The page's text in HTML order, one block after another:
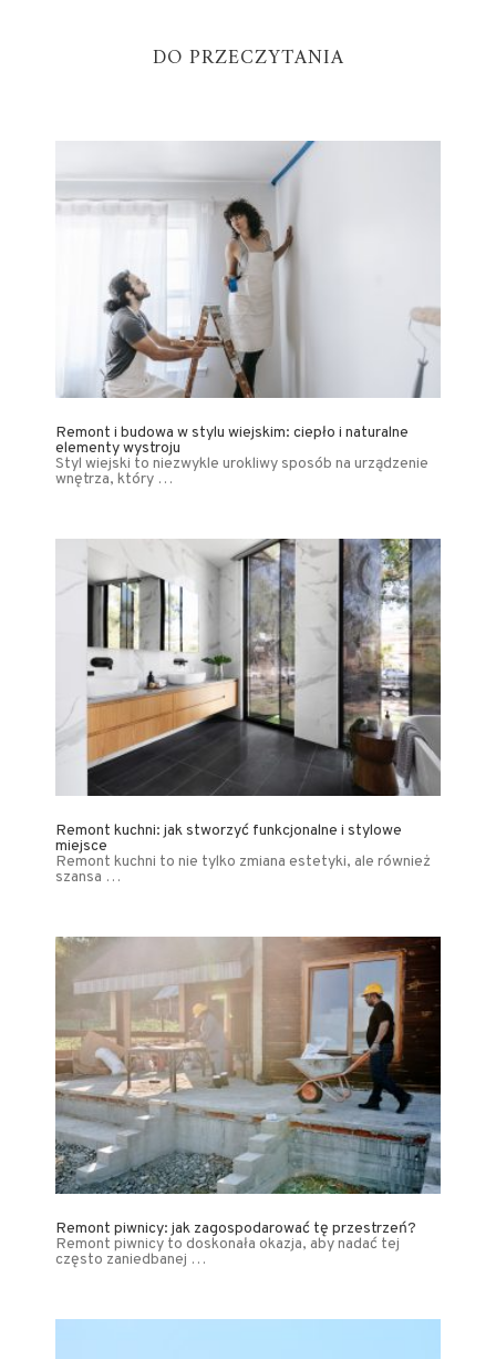
DO PRZECZYTANIA
Remont i budowa w stylu wiejskim: ciepło i naturalne
elementy wystroju
Styl wiejski to niezwykle urokliwy sposób na urządzenie
wnętrza, który …
Remont kuchni: jak stworzyć funkcjonalne i stylowe
miejsce
Remont kuchni to nie tylko zmiana estetyki, ale również
szansa …
Remont piwnicy: jak zagospodarować tę przestrzeń?
Remont piwnicy to doskonała okazja, aby nadać tej
często zaniedbanej …